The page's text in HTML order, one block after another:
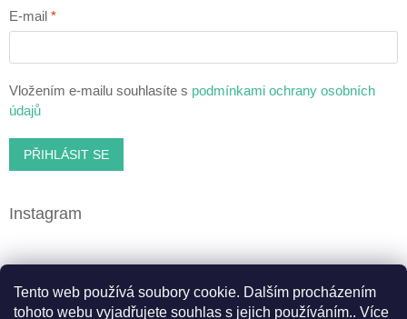
Tento web používá soubory cookie. Dalším procházením
tohoto webu vyjadřujete souhlas s jejich používáním.. Více
E-mail
Vložením e-mailu souhlasíte s podmínkami ochrany osobních
údajů
PŘIHLÁSIT SE
Instagram
Facebook